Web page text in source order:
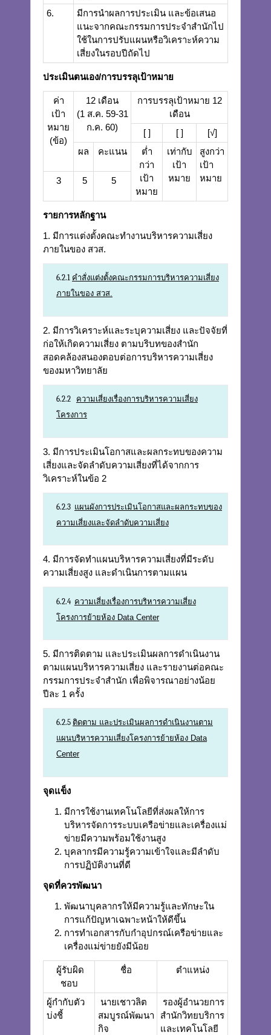
6.
มีการนำผลการประเมิน และข้อเสนอ
แนะจากคณะกรรมการประจำสำนักไป
ใช้ในการปรับแผนหรือวิเคราะห์ความ
เสี่ยงในรอบปีถัดไป
ประเมินตนเอง/การบรรลุเป้าหมาย
ค่า
เป้า
หมาย
(ข้อ)
12 เดือน
(1 ส.ค. 59-31
ก.ค. 60)
การบรรลุเป้าหมาย 12
เดือน
[ ]
[ ]
[√]
ผล
คะแนน
ต่ำ
กว่า
เป้า
หมาย
เท่ากับ
เป้า
หมาย
สูงกว่า
เป้า
หมาย
3 5 5
รายการหลักฐาน
1. มีการแต่งตั้งคณะทำงานบริหารความเสี่ยง
ภายในของ สวส.
6.2.1 คำสั่งแต่งตั้งคณะกรรมการบริหารความเสี่ยง
ภายในของ สวส.
2. มีการวิเคราะห์และระบุความเสี่ยง และปัจจัยที่
ก่อให้เกิดความเสี่ยง ตามบริบทของสำนัก
สอดคล้องสนองตอบต่อการบริหารความเสี่ยง
ของมหาวิทยาลัย
6.2.2 ความเสี่ยงเรื่องการบริหารความเสี่ยง
โครงการ
3. มีการประเมินโอกาสและผลกระทบของความ
เสี่ยงและจัดลำดับความเสี่ยงที่ได้จากการ
วิเคราะห์ในข้อ 2
6.2.3 แผนผังการประเมินโอกาสและผลกระทบของ
ความเสี่ยงและจัดลำดับความเสี่ยง
4. มีการจัดทำแผนบริหารความเสี่ยงที่มีระดับ
ความเสี่ยงสูง และดำเนินการตามแผน
6.2.4 ความเสี่ยงเรื่องการบริหารความเสี่ยง
โครงการย้ายห้อง Data Center
5. มีการติดตาม และประเมินผลการดำเนินงาน
ตามแผนบริหารความเสี่ยง และรายงานต่อคณะ
กรรมการประจำสำนัก เพื่อพิจารณาอย่างน้อย
ปีละ 1 ครั้ง
6.2.5 ติดตาม และประเมินผลการดำเนินงานตาม
แผนบริหารความเสี่ยงโครงการย้ายห้อง Data
Center
จุดแข็ง
มีการใช้งานเทคโนโลยีที่ส่งผลให้การ
บริหารจัดการระบบเครือข่ายและเครื่องแม่
ข่ายมีความพร้อมใช้งานสูง
บุคลากรมีความรู้ความเข้าใจและมีลำดับ
การปฏิบัติงานที่ดี
จุดที่ควรพัฒนา
พัฒนาบุคลากรให้มีความรู้และทักษะใน
การแก้ปัญหาเฉพาะหน้าให้ดีขึ้น
การทำเอกสารกับกำอุปกรณ์เครือข่ายและ
เครื่องแม่ข่ายยังมีน้อย
ผู้รับผิด
ชอบ
ชื่อ ตำแหน่ง
ผู้กำกับตัว
บ่งชี้
นายเชาวลิต
สมบูรณ์พัฒนา
กิจ
รองผู้อำนวยการ
สำนักวิทยบริการ
และเทคโนโลยี